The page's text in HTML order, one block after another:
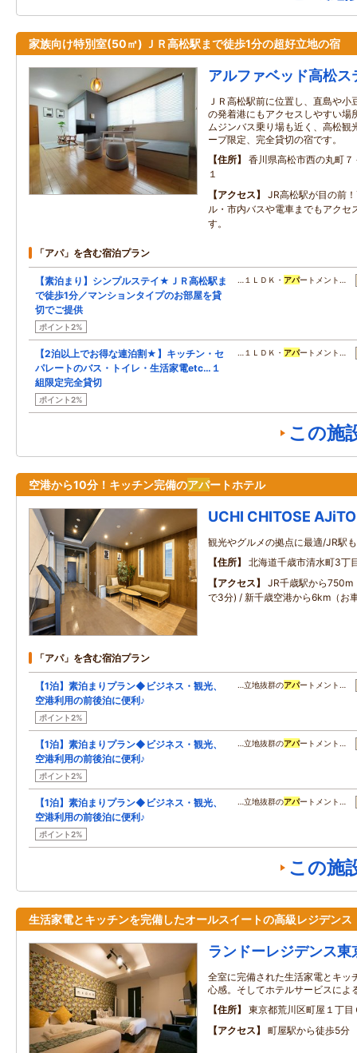
家族向け特別室(50㎡) ＪＲ高松駅まで徒歩1分の超好立地の宿
アルファベッド高松ス
ＪＲ高松駅前に位置し、直島や
の発着港にもアクセスしやすい場
ムジンバス乗り場も近く、高松観
ープ限定、完全貸切の宿です。
住所
香川県高松市西の丸町
１
アクセス
JR高松駅が目の前
ル・市内バスや電車までもアクセ
す。
「アパ」を含む宿泊プラン
【素泊まり】シンプルステイ★ＪＲ高松駅ま
で徒歩1分／マンションタイプのお部屋を貸
切でご提供
ポイント2%
…１ＬＤＫ・ アパートメント…
【2泊以上でお得な連泊割★】キッチン・セ
パレートのバス・トイレ・生活家電etc…１
組限定完全貸切
ポイント2%
…１ＬＤＫ・ アパートメント…
この施
空港から10分！キッチン完備のアパートホテル
UCHI CHITOSE AJiTO
観光やグルメの拠点に最適/JR駅
住所
北海道千歳市清水町3丁
アクセス
JR千歳駅から750m
で3分) / 新千歳空港から6km（お
「アパ」を含む宿泊プラン
【1泊】素泊まりプラン◆ビジネス・観光、
空港利用の前後泊に便利♪
ポイント2%
…立地抜群のアパートメント…
【1泊】素泊まりプラン◆ビジネス・観光、
空港利用の前後泊に便利♪
ポイント2%
…立地抜群のアパートメント…
【1泊】素泊まりプラン◆ビジネス・観光、
空港利用の前後泊に便利♪
ポイント2%
…立地抜群のアパートメント…
この施
生活家電とキッチンを完備したオールスイートの高級レジデンス
ランドーレジデンス東
全室に完備された生活家電とキッ
心感。そしてホテルサービスによ
住所
東京都荒川区町屋１丁目
アクセス
町屋駅から徒歩5分